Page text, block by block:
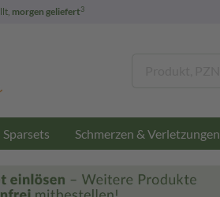
morgen geliefert3
Sparsets Schmerzen & Verletzungen